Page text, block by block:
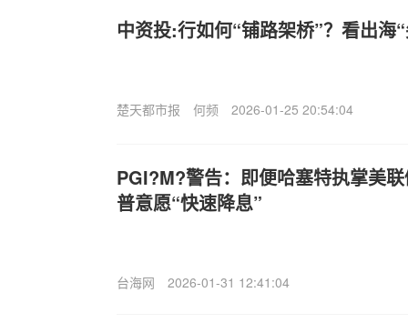
中资投:行如何“铺路架桥”？看出海
楚天都市报 何频 2026-01-25 20:54:04
PGI?M?警告：即便哈塞特执掌美
普意愿“快速降息”
台海网 2026-01-31 12:41:04